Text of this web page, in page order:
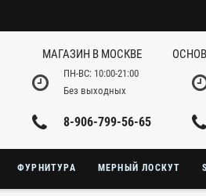
МАГАЗИН В МОСКВЕ
ПН-ВС: 10:00-21:00
Без выходных
8-906-799-56-65
ФУРНИТУРА МЕРНЫЙ ЛОСКУТ